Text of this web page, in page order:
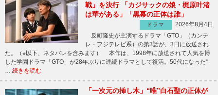
戦」を決行 「カジサックの娘・梶原叶渚
は華がある」「黒幕の正体は誰」
ドラマ
2026年8月4日
反町隆史が主演するドラマ「GTO」（カンテ
レ・フジテレビ系）の第3話が、3日に放送され
た。（※以下、ネタバレを含みます） 本作は、1998年に放送されて人気を博
した学園ドラマ「GTO」が28年ぶりに連続ドラマとして復活。50代になった“
続きを読む
「一次元の挿し木」“唯”白石聖の正体が